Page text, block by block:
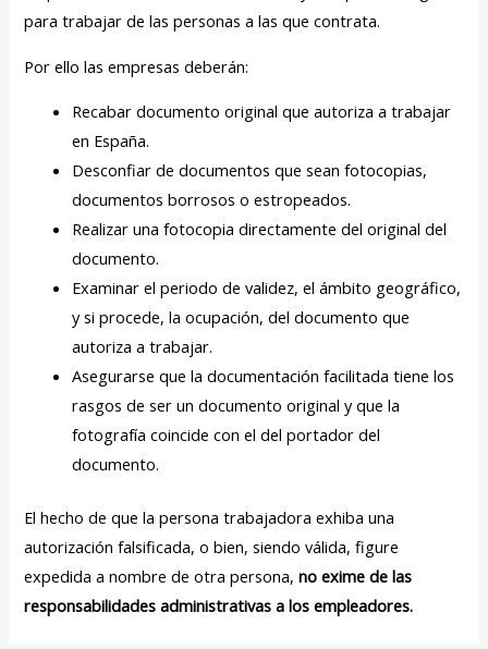
para trabajar de las personas a las que contrata.
Por ello las empresas deberán:
Recabar documento original que autoriza a trabajar
en España.
Desconfiar de documentos que sean fotocopias,
documentos borrosos o estropeados.
Realizar una fotocopia directamente del original del
documento.
Examinar el periodo de validez, el ámbito geográfico,
y si procede, la ocupación, del documento que
autoriza a trabajar.
Asegurarse que la documentación facilitada tiene los
rasgos de ser un documento original y que la
fotografía coincide con el del portador del
documento.
El hecho de que la persona trabajadora exhiba una
autorización falsificada, o bien, siendo válida, figure
expedida a nombre de otra persona,no exime de las
responsabilidades administrativas a los empleadores.